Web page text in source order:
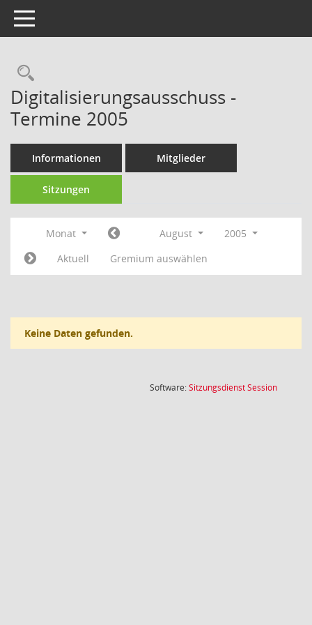
Toggle navigation
Rechercheauswahl
Digitalisierungsausschuss -
Termine 2005
Informationen Mitglieder
Sitzungen
Monat August
2005
Aktuell
Gremium auswählen
Keine Daten gefunden.
Software:SitzungsdienstSession(Wird in